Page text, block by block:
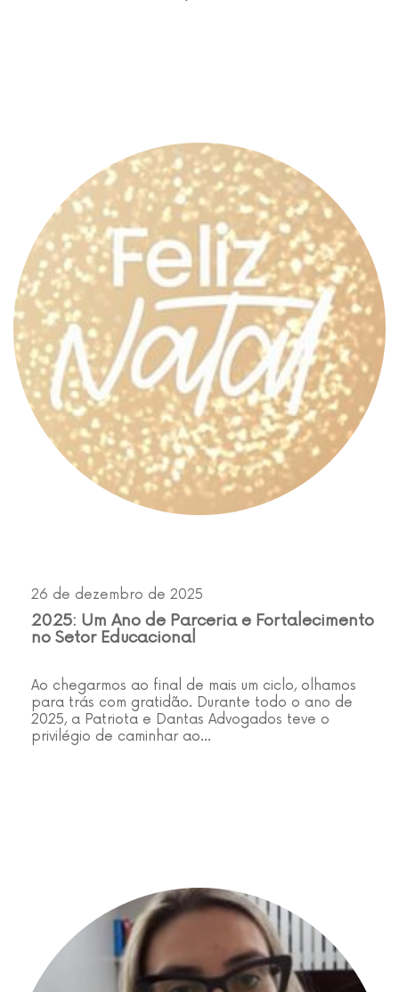
26 de dezembro de 2025
2025: Um Ano de Parceria e Fortalecimento
no Setor Educacional
Ao chegarmos ao final de mais um ciclo, olhamos
para trás com gratidão. Durante todo o ano de
2025, a Patriota e Dantas Advogados teve o
privilégio de caminhar ao…